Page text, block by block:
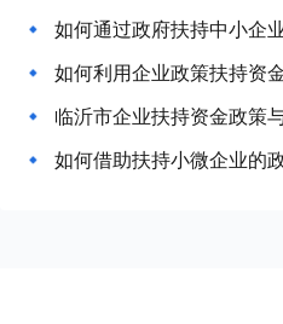
如何通过政府扶持中小企
如何利用企业政策扶持资
临沂市企业扶持资金政策
如何借助扶持小微企业的